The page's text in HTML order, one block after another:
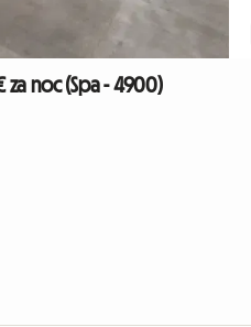
noc (Spa - 4900)